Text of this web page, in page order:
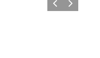
Vorherige Folie
Nächste